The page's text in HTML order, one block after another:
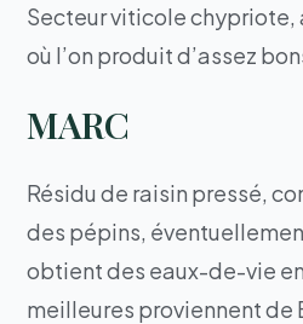
Secteur viticole chypriote,
où l’on produit d’assez
MARC
Résidu de raisin pressé,
des pépins,
obtient des eaux-de-vie
meilleures proviennent de